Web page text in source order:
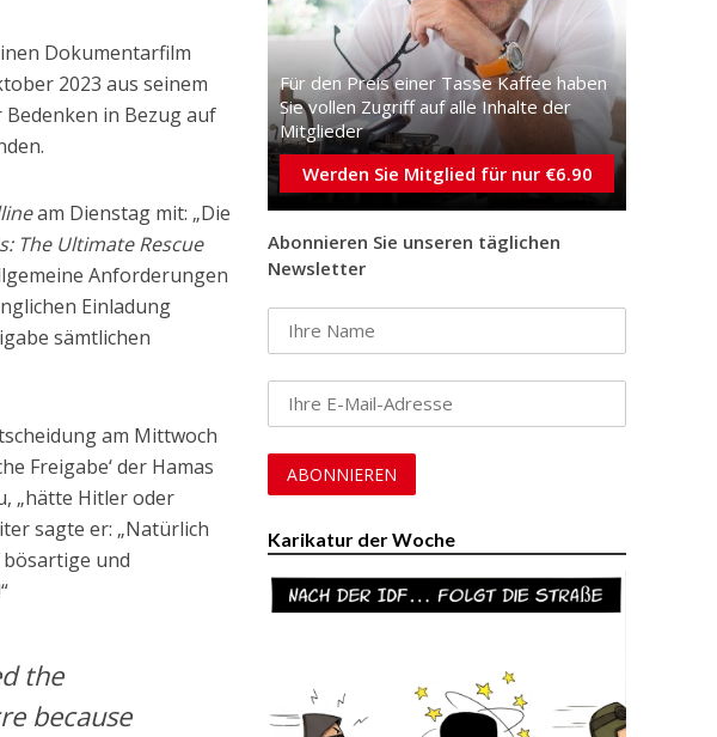
Dokumentarfilm
2023 aus seinem
in Bezug auf
am Dienstag mit: „Die
The Ultimate Rescue
Anforderungen
Einladung
sämtlichen
am Mittwoch
Freigabe‘ der Hamas
„hätte Hitler oder
sagte er: „Natürlich
bösartige und
the
because
Für den Preis einer Tasse Kaffee haben
Sie vollen Zugriff auf alle Inhalte der
Mitglieder
Werden Sie Mitglied für nur €6.90
Abonnieren Sie unseren täglichen
Newsletter
Karikatur der Woche